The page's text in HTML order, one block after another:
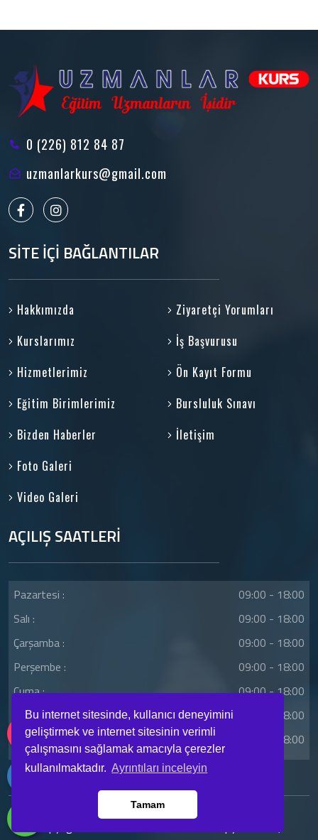
Bu internet sitesinde, kullanıcı deneyimini
geliştirmek ve internet sitesinin verimli
çalışmasını sağlamak amacıyla çerezler
kullanılmaktadır. Ayrıntıları inceleyin
Tamam
0 (226) 812 84 87
uzmanlarkurs@gmail.com
SİTE İÇİ BAĞLANTILAR
Hakkımızda
Kurslarımız
Hizmetlerimiz
Eğitim Birimlerimiz
Bizden Haberler
Foto Galeri
Video Galeri
Ziyaretçi Yorumları
İş Başvurusu
Ön Kayıt Formu
Bursluluk Sınavı
İletişim
AÇILIŞ SAATLERİ
Pazartesi :
09:00 - 18:00
Salı :
09:00 - 18:00
Çarşamba :
09:00 - 18:00
Perşembe :
09:00 - 18:00
Cuma :
09:00 - 18:00
Cumartesi :
09:00 - 18:00
Pazar :
09:00 - 18:00